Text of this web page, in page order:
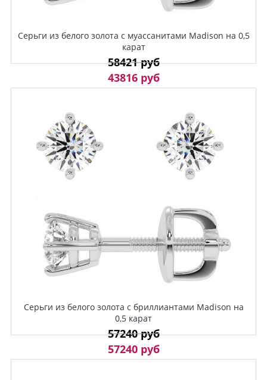
Серьги из белого золота с муассанитами Madison на 0,5
карат
58421 руб
43816 руб
Серьги из белого золота с бриллиантами Madison на
0,5 карат
57240 руб
57240 руб